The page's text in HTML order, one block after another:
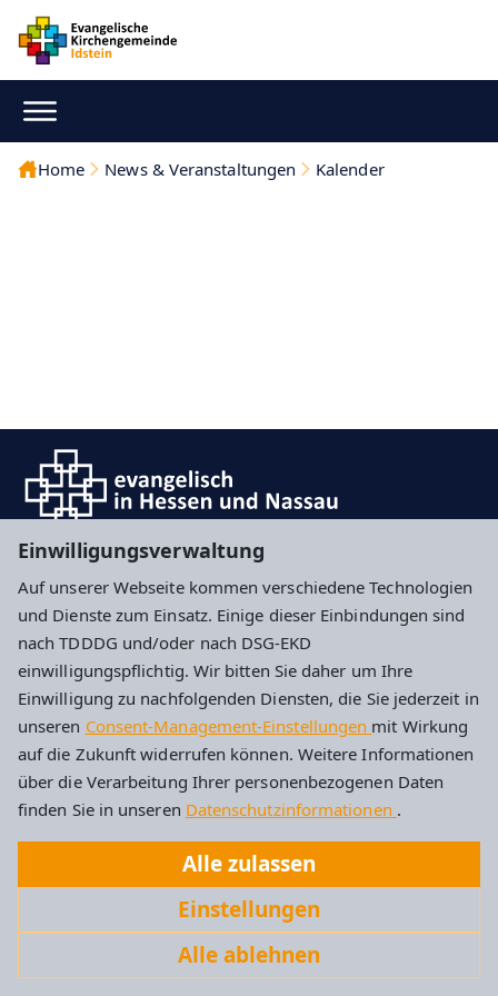
Einwilligungsverwaltung
Auf unserer Webseite kommen verschiedene Technologien
und Dienste zum Einsatz. Einige dieser Einbindungen sind
nach TDDDG und/oder nach DSG-EKD
einwilligungspflichtig. Wir bitten Sie daher um Ihre
Einwilligung zu nachfolgenden Diensten, die Sie jederzeit in
unseren Consent-Management-Einstellungen mit Wirkung
auf die Zukunft widerrufen können. Weitere Informationen
über die Verarbeitung Ihrer personenbezogenen Daten
finden Sie in unseren Datenschutzinformationen .
Alle zulassen
Einstellungen
Alle ablehnen
Home News & Veranstaltungen Kalender
Hier können Sie sich für unseren Newsletter
anmelden
Impressum Datenschutz Cookie-Einstellungen
Evangelische Kirchengemeinde Idstein
Albert-Schweitzer-Str. 4
65510 Idstein
Kirchengemeinde.Idstein@ekhn.de